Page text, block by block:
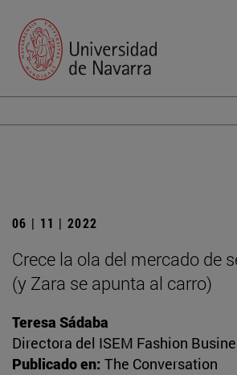
06 | 11 | 2022
Crece la ola del mercado de
(y Zara se apunta al carro)
Teresa Sádaba
Directora del ISEM Fashion
Publicado en: The Conversation